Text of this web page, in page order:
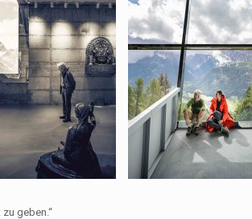
geben.“